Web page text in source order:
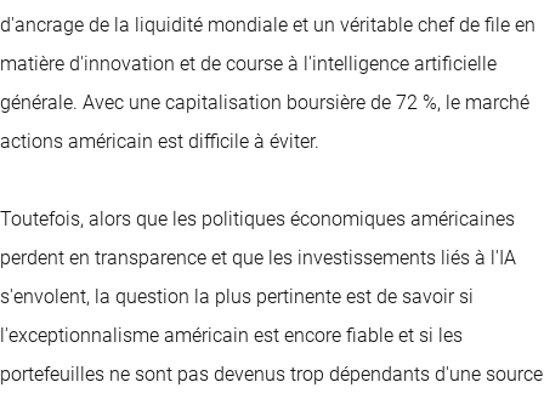
d'ancrage de la liquidité mondiale et un véritable chef de file en
matière d'innovation et de course à l'intelligence artificielle
générale. Avec une capitalisation boursière de 72 %, le marché
actions américain est difficile à éviter.
Toutefois, alors que les politiques économiques américaines
perdent en transparence et que les investissements liés à l'IA
s'envolent, la question la plus pertinente est de savoir si
l'exceptionnalisme américain est encore fiable et si les
portefeuilles ne sont pas devenus trop dépendants d'une source